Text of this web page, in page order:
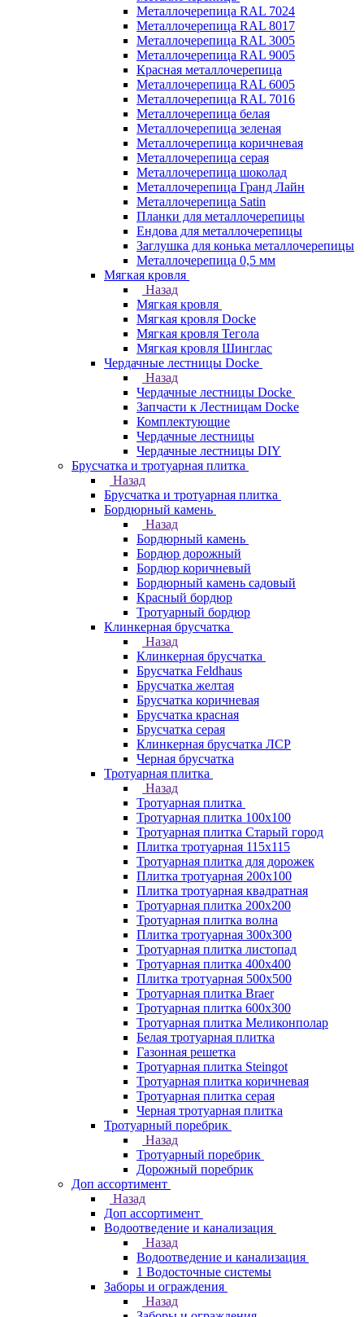
Металлочерепица RAL 7024
Металлочерепица RAL 8017
Металлочерепица RAL 3005
Металлочерепица RAL 9005
Красная металлочерепица
Металлочерепица RAL 6005
Металлочерепица RAL 7016
Металлочерепица белая
Металлочерепица зеленая
Металлочерепица коричневая
Металлочерепица серая
Металлочерепица шоколад
Металлочерепица Гранд Лайн
Металлочерепица Satin
Планки для металлочерепицы
Ендова для металлочерепицы
Заглушка для конька металлочерепицы
Металлочерепица 0,5 мм
Мягкая кровля
Назад
Мягкая кровля
Мягкая кровля Docke
Мягкая кровля Тегола
Мягкая кровля Шинглас
Чердачные лестницы Docke
Назад
Чердачные лестницы Docke
Запчасти к Лестницам Docke
Комплектующие
Чердачные лестницы
Чердачные лестницы DIY
Брусчатка и тротуарная плитка
Назад
Брусчатка и тротуарная плитка
Бордюрный камень
Назад
Бордюрный камень
Бордюр дорожный
Бордюр коричневый
Бордюрный камень садовый
Красный бордюр
Тротуарный бордюр
Клинкерная брусчатка
Назад
Клинкерная брусчатка
Брусчатка Feldhaus
Брусчатка желтая
Брусчатка коричневая
Брусчатка красная
Брусчатка серая
Клинкерная брусчатка ЛСР
Черная брусчатка
Тротуарная плитка
Назад
Тротуарная плитка
Тротуарная плитка 100x100
Тротуарная плитка Старый город
Плитка тротуарная 115x115
Тротуарная плитка для дорожек
Плитка тротуарная 200х100
Плитка тротуарная квадратная
Тротуарная плитка 200х200
Тротуарная плитка волна
Плитка тротуарная 300х300
Тротуарная плитка листопад
Тротуарная плитка 400х400
Плитка тротуарная 500x500
Тротуарная плитка Braer
Тротуарная плитка 600х300
Тротуарная плитка Меликонполар
Белая тротуарная плитка
Газонная решетка
Тротуарная плитка Steingot
Тротуарная плитка коричневая
Тротуарная плитка серая
Черная тротуарная плитка
Тротуарный поребрик
Назад
Тротуарный поребрик
Дорожный поребрик
Доп ассортимент
Назад
Доп ассортимент
Водоотведение и канализация
Назад
Водоотведение и канализация
1 Водосточные системы
Заборы и ограждения
Назад